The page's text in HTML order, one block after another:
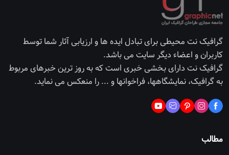
گرافیک نت محیطی برای تبادل ایده ها و ارزیابی آثار شما توسط
کاربران و اعضاء دیگر سایت می باشد.
گرافیک نت دارای بخشی خبری است که به روز ترین خبرهای مربوط
به گرافیک، نمایشگاهها، فراخوانها و ... را منعکس می نماید.
مطالب